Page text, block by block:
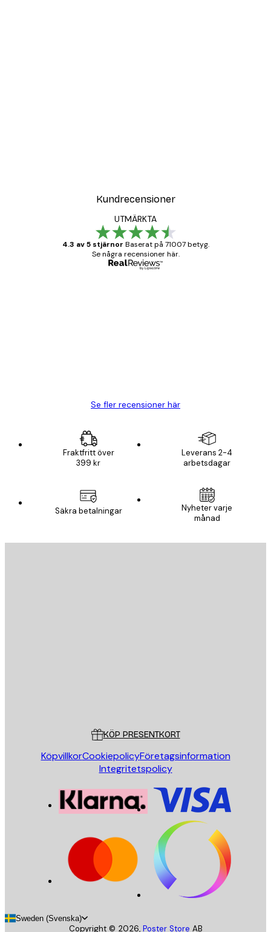
Kundrecensioner
UTMÄRKTA
4.3 av 5 stjärnor Baserat på 71007 betyg.
Se några recensioner här.
Se fler recensioner här
Fraktfritt över
399 kr
Leverans 2-4
arbetsdagar
Säkra betalningar
Nyheter varje
månad
KÖP PRESENTKORT
KöpvillkorCookiepolicyFöretagsinformation
Integritetspolicy
Sweden (Svenska)
Copyright © 2026, Poster Store AB